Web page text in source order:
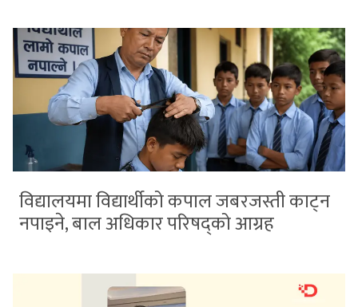
विद्यालयमा विद्यार्थीको कपाल जबरजस्ती काट्न
नपाइने, बाल अधिकार परिषद्को आग्रह